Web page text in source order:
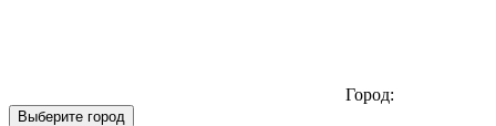
Город:
Выберите город